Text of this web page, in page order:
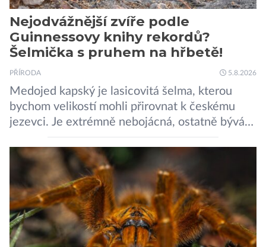
Nejodvážnější zvíře podle
Guinnessovy knihy rekordů?
Šelmička s pruhem na hřbetě!
PŘÍRODA 5.8.2026
Medojed kapský je lasicovitá šelma, kterou
bychom velikostí mohli přirovnat k českému
jezevci. Je extrémně nebojácná, ostatně bývá
označována za nejodvážnější zvíře vůbec. V
této souvislosti je dokonce zapsána do
Guinnessovy knihy rekordů. Navzdory svému
názvu nežije pouze v jižní Africe, ale domovem
je mu valná část černého kontinentu a
vyskytuje se rovněž v oblastech […]